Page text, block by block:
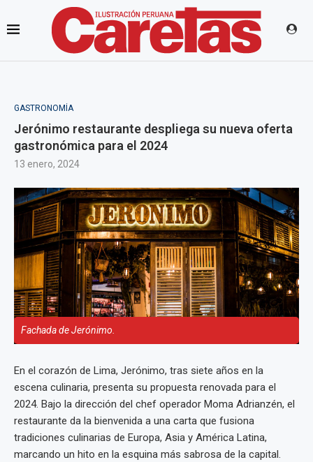
GASTRONOMÍA
Jerónimo restaurante despliega su nueva oferta
gastronómica para el 2024
13 enero, 2024
Fachada de Jerónimo.
En el corazón de Lima, Jerónimo, tras siete años en la
escena culinaria, presenta su propuesta renovada para el
2024. Bajo la dirección del chef operador Moma Adrianzén, el
restaurante da la bienvenida a una carta que fusiona
tradiciones culinarias de Europa, Asia y América Latina,
marcando un hito en la esquina más sabrosa de la capital.